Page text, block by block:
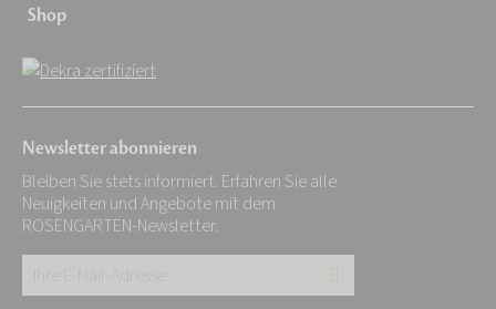
Shop
Newsletter abonnieren
Bleiben Sie stets informiert. Erfahren Sie alle
Neuigkeiten und Angebote mit dem
ROSENGARTEN-Newsletter.